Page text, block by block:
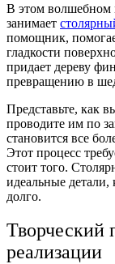
В этом волшебном
занимает
помощник,
гладкости
придает дереву
превращению в
Представьте, как
проводите им по
становится все
Этот процесс
стоит того.
идеальные детали,
долго.
Творческий
реализации